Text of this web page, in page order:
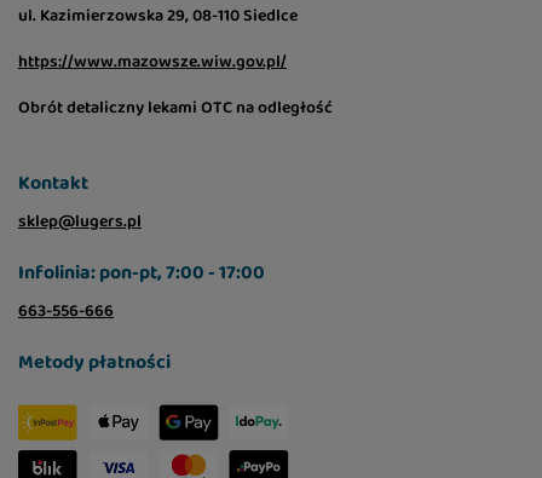
ul. Kazimierzowska 29, 08-110 Siedlce
https://www.mazowsze.wiw.gov.pl/
Obrót detaliczny lekami OTC na odległość
Kontakt
sklep@lugers.pl
Infolinia: pon-pt, 7:00 - 17:00
663-556-666
Metody płatności